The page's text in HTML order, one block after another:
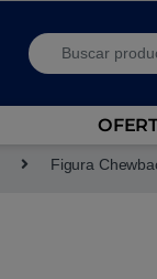
Search for:
Figura